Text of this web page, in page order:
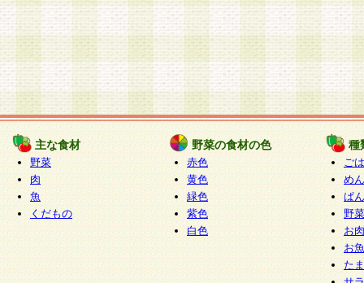
主な食材
野菜
肉
魚
くだもの
野菜の食材の色
赤色
黄色
緑色
紫色
白色
種
ご
めん
ぱん
野
お
お
た